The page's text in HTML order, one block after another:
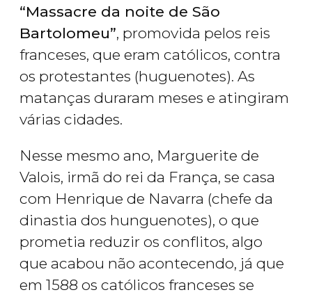
“Massacre da noite de São
Bartolomeu”, promovida pelos reis
franceses, que eram católicos, contra
os protestantes (huguenotes). As
matanças duraram meses e atingiram
várias cidades.
Nesse mesmo ano, Marguerite de
Valois, irmã do rei da França, se casa
com Henrique de Navarra (chefe da
dinastia dos hunguenotes), o que
prometia reduzir os conflitos, algo
que acabou não acontecendo, já que
em 1588 os católicos franceses se